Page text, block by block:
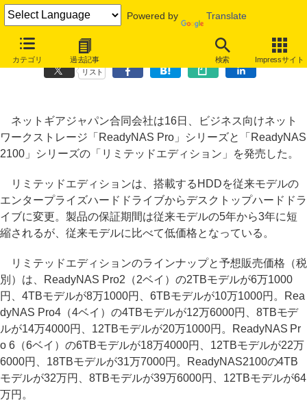
Powered by Translate
カテゴリ 過去記事 検索 Impressサイト
ネットギア、NAS製品の低価格モデル2シリーズを発売
リスト
ネットギアジャパン合同会社は16日、ビジネス向けネット
ワークストレージ「ReadyNAS Pro」シリーズと「ReadyNAS
2100」シリーズの「リミテッドエディション」を発売した。
リミテッドエディションは、搭載するHDDを従来モデルの
エンタープライズハードドライブからデスクトップハードドラ
イブに変更。製品の保証期間は従来モデルの5年から3年に短
縮されるが、従来モデルに比べて低価格となっている。
リミテッドエディションのラインナップと予想販売価格（税
別）は、ReadyNAS Pro2（2ベイ）の2TBモデルが6万1000
円、4TBモデルが8万1000円、6TBモデルが10万1000円。Rea
dyNAS Pro4（4ベイ）の4TBモデルが12万6000円、8TBモデ
ルが14万4000円、12TBモデルが20万1000円。ReadyNAS Pr
o 6（6ベイ）の6TBモデルが18万4000円、12TBモデルが22万
6000円、18TBモデルが31万7000円。ReadyNAS2100の4TB
モデルが32万円、8TBモデルが39万6000円、12TBモデルが64
万円。